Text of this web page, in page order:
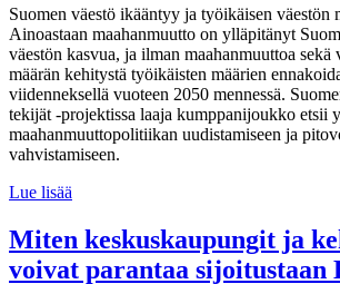
Suomen väestö ikääntyy ja työikäisen väestön
Ainoastaan maahanmuutto on ylläpitänyt
väestön kasvua, ja ilman maahanmuuttoa sekä
määrän kehitystä työikäisten määrien
viidenneksellä vuoteen 2050 mennessä.
tekijät -projektissa laaja kumppanijoukko etsii
maahanmuuttopolitiikan uudistamiseen ja
vahvistamiseen.
Lue lisää
tekijät haluaa
uudistaa
maahanmuuttopolitiikkaa
Miten keskuskaupungit ja
voivat parantaa sijoitustaan